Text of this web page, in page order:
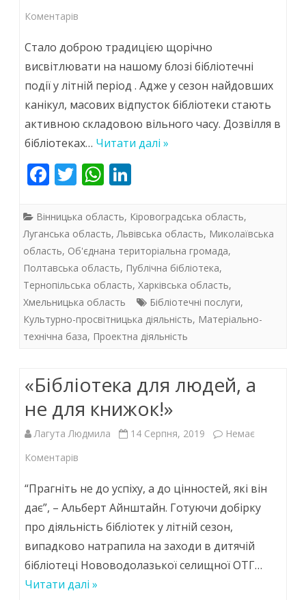
Коментарів
Літо
закінчується,
а
ідеї
рік
Стало доброю традицією щорічно
висвітлювати на нашому блозі бібліотечні
події у літній період . Адже у сезон найдовших
канікул, масових відпусток бібліотеки стають
активною складовою вільного часу. Дозвілля в
бібліотеках… Читати далі »
F
e
b
o
o
k
T
itt
er
W
at
s
A
p
p
k
e
dI
n
Вінницька область, Кіровоградська область,
Луганська область,Львівська область, Миколаївська
область, Об'єднана територіальна громада,
Полтавська область, Публічна бібліотека,
Тернопільська область, Харківська область,
Хмельницька область
Бібліотечні послуги,
Культурно-просвітницька діяльність, Матеріально-
технічна база, Проектна діяльність
«Бібліотека для людей, а
не для книжок!»
Лагута Людмила 14 Серпня, 2019
Немає
Коментарів
для
людей,
а
“Прагніть не до успіху, а до цінностей, які він
дає”, – Альберт Айнштайн. Готуючи добірку
про діяльність бібліотек у літній сезон,
випадково натрапила на заходи в дитячій
бібліотеці Нововодолазької селищної ОТГ…
Читати далі »